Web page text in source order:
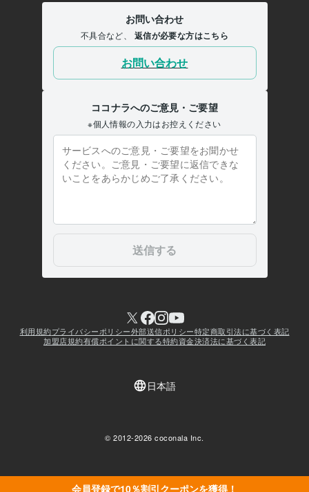
会員登録で10％割引クーポンを獲得！